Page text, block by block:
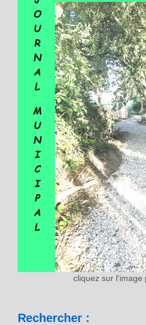
cliquez sur l'image
Rechercher :